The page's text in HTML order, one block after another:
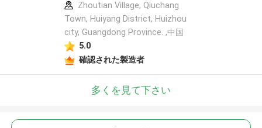
Zhoutian Village, Qiuchang
Town, Huiyang District, Huizhou
city, Guangdong Province. ,中国
5.0
確認された製造者
多くを見て下さい